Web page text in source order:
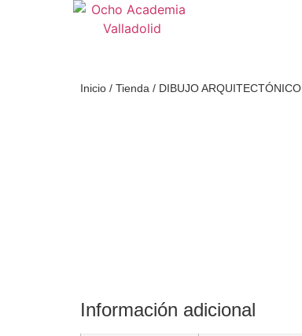
Inicio / Tienda / DIBUJO ARQUITECTÓNICO
Información adicional